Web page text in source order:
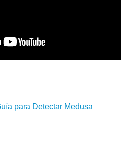
para Detectar Medusa